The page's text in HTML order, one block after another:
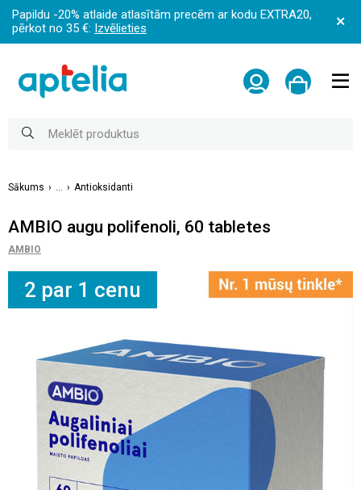
Papildu -20% atlaide atlasītām precēm ar kodu EXTRA20,
pērkot no 35 €: Izvēlieties
Sākums Antioksidanti
AMBIO augu polifenoli, 60 tabletes
AMBIO
2 par 1 cenu